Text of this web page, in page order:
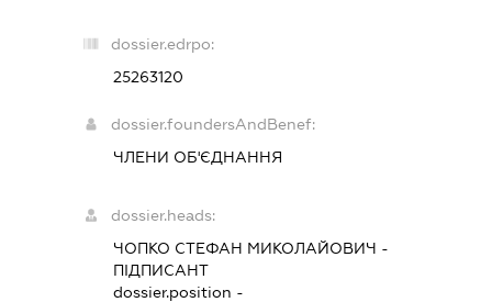
dossier.edrpo:
25263120
dossier.foundersAndBenef:
ЧЛЕНИ ОБ'ЄДНАННЯ
dossier.heads:
ЧОПКО СТЕФАН МИКОЛАЙОВИЧ -
ПІДПИСАНТ
dossier.position -